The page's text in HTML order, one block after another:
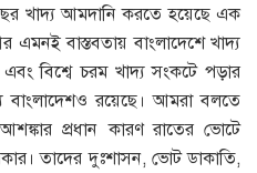
খাদ্য আমদানি করতে হয়েছে এক
বাস্তবতায় বাংলাদেশে খাদ্য
এবং বিশ্বে চরম খাদ্য সংকটে পড়ার
বাংলাদেশও রয়েছে। আমরা বলতে
প্রধান কারণ রাতের ভোটে
তাদের দুঃশাসন, ভোট ডাকাতি,